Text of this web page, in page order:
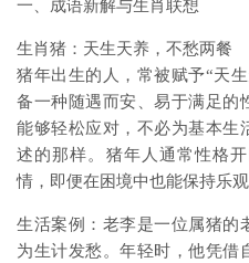
一、成语新解与生肖联想
生肖猪：天生天养，不愁两餐
猪年出生的人，常被赋予“天
备一种随遇而安、易于满足的
能够轻松应对，不必为基本生
述的那样。猪年人通常性格
情，即便在困境中也能保持乐观
生活案例：老李是一位属猪的
为生计发愁。年轻时，他凭借